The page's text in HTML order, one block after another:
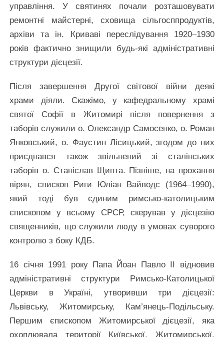
управління. У святинях почали розташовувати
ремонтні майстерні, сховища сільгосппродуктів,
архіви та ін. Криваві переслідування 1920–1930
років фактично знищили будь-які адміністративні
структури дієцезії.
Після завершення Другої світової війни деякі
храми діяли. Скажімо, у кафедральному храмі
святої Софії в Житомирі після повернення з
таборів служили о. Олександр Самосенко, о. Роман
Янковський, о. Фаустин Лісицький, згодом до них
приєднався також звільнений зі сталінських
таборів о. Станіслав Щипта. Пізніше, на прохання
вірян, єпископ Риги Юліан Вайводс (1964–1990),
який тоді був єдиним римсько-католицьким
єпископом у всьому СРСР, скерував у дієцезію
священників, що служили люду в умовах суворого
контролю з боку КДБ.
16 січня 1991 року Папа Йоан Павло ІІ відновив
адміністративні структури Римсько-Католицької
Церкви в Україні, утворивши три дієцезії:
Львівську, Житомирську, Кам’янець-Подільську.
Першим єпископом Житомирської дієцезії, яка
охоплювала території Київської, Житомирської,